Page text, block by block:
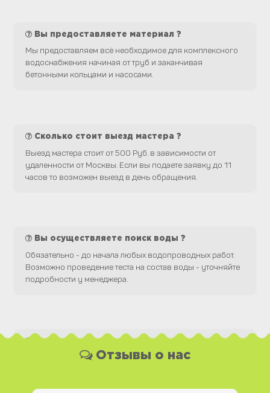
Вы предоставляете материал ?
Мы предоставляем всё необходимое для комплексного
водоснабжения начиная от труб и заканчивая
бетонными кольцами и насосами.
Сколько стоит выезд мастера ?
Выезд мастера стоит от 500 Руб. в зависимости от
удаленности от Москвы. Если вы подаете заявку до 11
часов то возможен выезд в день обращения.
Вы осуществляете поиск воды ?
Обязательно - до начала любых водопроводных работ.
Возможно проведение теста на состав воды - уточняйте
подробности у менеджера.
Какая у Вас форма оплаты ?
Вы можете оплатить наши услуги и необходимые
Отзывы о нас